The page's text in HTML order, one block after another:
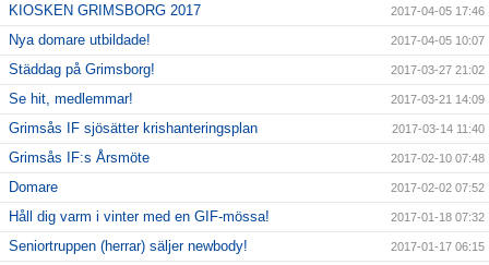
KIOSKEN GRIMSBORG 2017 2017-04-05 17:46
Nya domare utbildade! 2017-04-05 10:07
Städdag på Grimsborg! 2017-03-27 21:02
Se hit, medlemmar! 2017-03-21 14:09
Grimsås IF sjösätter krishanteringsplan 2017-03-14 11:40
Grimsås IF:s Årsmöte 2017-02-10 07:48
Domare 2017-02-02 07:52
Håll dig varm i vinter med en GIF-mössa! 2017-01-18 07:32
Seniortruppen (herrar) säljer newbody! 2017-01-17 06:15